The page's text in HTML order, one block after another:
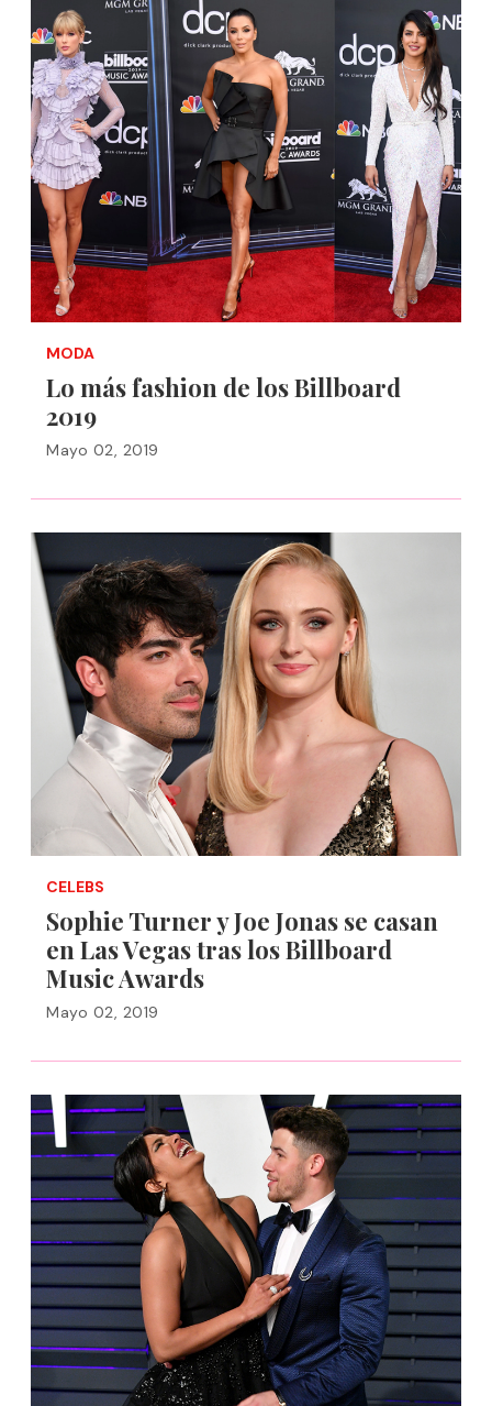
MODA
Lo más fashion de los Billboard
2019
Mayo 02, 2019
CELEBS
Sophie Turner y Joe Jonas se casan
en Las Vegas tras los Billboard
Music Awards
Mayo 02, 2019